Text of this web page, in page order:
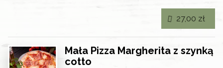
Mała Pizza Margherita z szynką
cotto